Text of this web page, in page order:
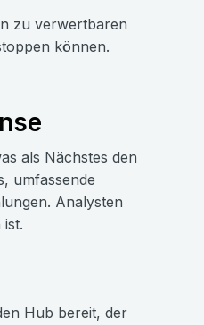
zu verwertbaren
können.
als Nächstes den
umfassende
Analysten
Hub bereit, der